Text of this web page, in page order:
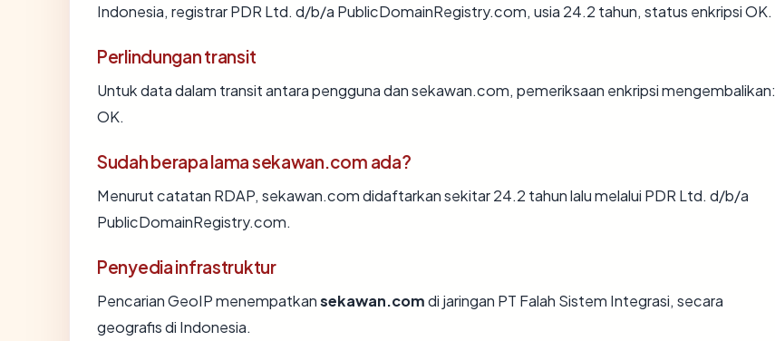
Indonesia, registrar PDR Ltd. d/b/a PublicDomainRegistry.com, usia 24.2 tahun, status enkripsi OK.
Perlindungan transit
Untuk data dalam transit antara pengguna dan sekawan.com, pemeriksaan enkripsi mengembalikan:
OK.
Sudah berapa lama sekawan.com ada?
Menurut catatan RDAP, sekawan.com didaftarkan sekitar 24.2 tahun lalu melalui PDR Ltd. d/b/a
PublicDomainRegistry.com.
Penyedia infrastruktur
Pencarian GeoIP menempatkansekawan.comdi jaringan PT Falah Sistem Integrasi, secara
geografis di Indonesia.